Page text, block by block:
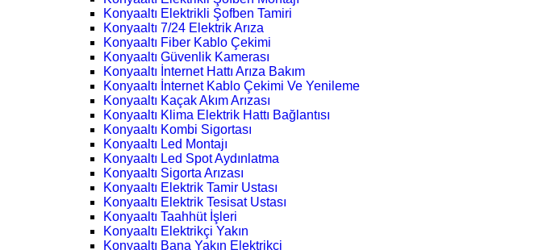
Konyaaltı Elektrikli Şofben Tamiri
Konyaaltı 7/24 Elektrik Arıza
Konyaaltı Fiber Kablo Çekimi
Konyaaltı Güvenlik Kamerası
Konyaaltı İnternet Hattı Arıza Bakım
Konyaaltı İnternet Kablo Çekimi Ve Yenileme
Konyaaltı Kaçak Akım Arızası
Konyaaltı Klima Elektrik Hattı Bağlantısı
Konyaaltı Kombi Sigortası
Konyaaltı Led Montajı
Konyaaltı Led Spot Aydınlatma
Konyaaltı Sigorta Arızası
Konyaaltı Elektrik Tamir Ustası
Konyaaltı Elektrik Tesisat Ustası
Konyaaltı Taahhüt İşleri
Konyaaltı Elektrikçi Yakın
Konyaaltı Bana Yakın Elektrikçi